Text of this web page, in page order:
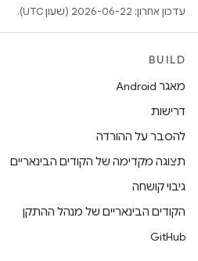
עדכון אחרון: 2026-06-22 (שעון UTC).
BUILD
מאגר Android
דרישות
להסבר על ההורדה
תצוגה מקדימה של הקודים הבינאריים
גיבוי קושחה
הקודים הבינאריים של מנהל ההתקן
GitHub